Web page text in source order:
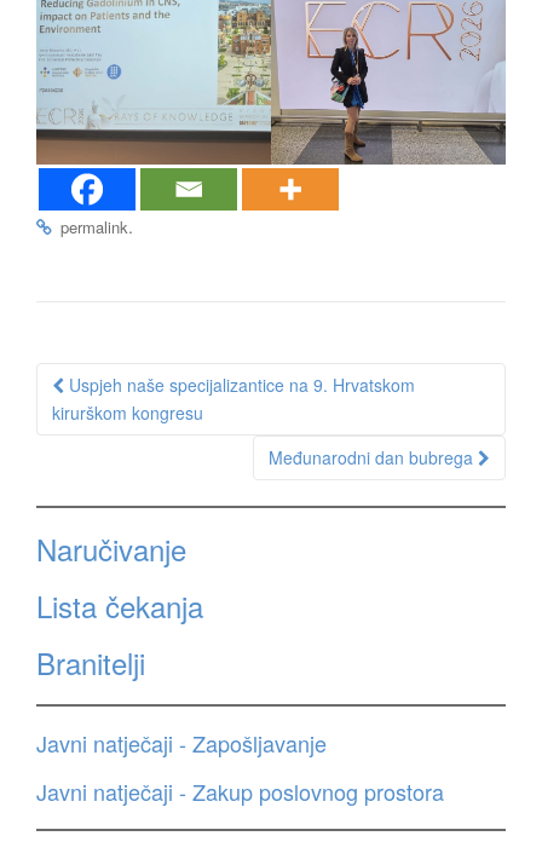
permalink.
Post
navigation
Uspjeh naše specijalizantice na 9. Hrvatskom
kirurškom kongresu
Međunarodni dan bubrega
Naručivanje
Lista čekanja
Branitelji
Javni natječaji - Zapošljavanje
Javni natječaji - Zakup poslovnog prostora